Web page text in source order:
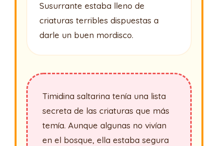
Susurrante estaba lleno de
criaturas terribles dispuestas a
darle un buen mordisco.
Timidina saltarina tenía una lista
secreta de las criaturas que más
temía. Aunque algunas no vivían
en el bosque, ella estaba segura